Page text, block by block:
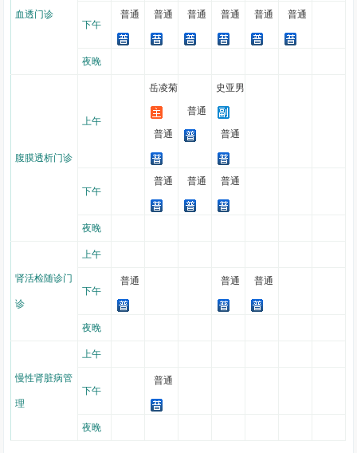
设有知名专家门诊及专家门诊，进一步提升了门诊的诊疗质量。此
外，自2018年起，肾病中心
启动了肾活检随诊门诊、肾衰竭管理门诊及血管通路门诊等亚专业门
诊，多个专科特色门诊成为慢性肾脏病患者全程管理的重要一环。
团队93人，其中医师团队成员21名，含主任医师3名，
副主任医师5名，主治医师13名。医师中博士学位3名，在读博士3
名，硕士学位9名，学士学位6名。护理技师团队72人，其中主任护师
1名，主管护师及护师(士)68名，技师3名。
肾病中心
相配合，携手并进，共同完成中心医教研防多方面工作任务，成绩良
肾病中心
年，腹膜透析随诊2500余人次/年，医疗工作量及质量均不断提高。
规范化培训任务，承担首都医科大学全日制学生的肾内科见习、实习
教育工作，目前具备理论授课教师10余名，全员取得高师资格。指导
教师均按时完成各级指导教师院级师资培训。科室积极发掘及培养青
血透门诊
下午
普通 普通 普通 普通 普通 普通
夜晚
腹膜透析门诊
上午
岳凌菊
普通
普通
史亚男
普通
下午
普通 普通 普通
夜晚
肾活检随诊门
诊
上午
下午
普通 普通 普通
夜晚
慢性肾脏病管
理
上午
下午
普通
夜晚